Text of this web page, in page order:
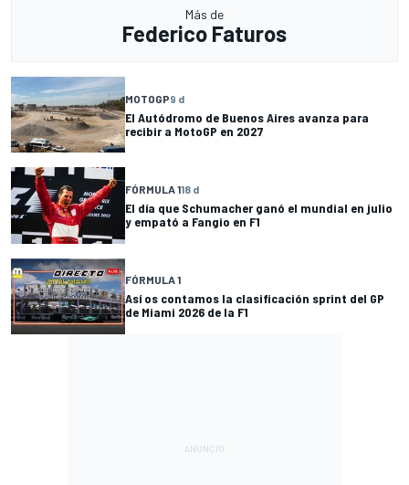
Más de
Federico Faturos
MOTOGP9 d
El Autódromo de Buenos Aires avanza para
recibir a MotoGP en 2027
FÓRMULA 118 d
El día que Schumacher ganó el mundial en julio
y empató a Fangio en F1
FÓRMULA 1
Así os contamos la clasificación sprint del GP
de Miami 2026 de la F1